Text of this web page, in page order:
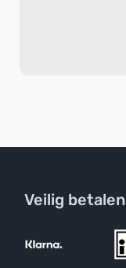
Veilig betalen